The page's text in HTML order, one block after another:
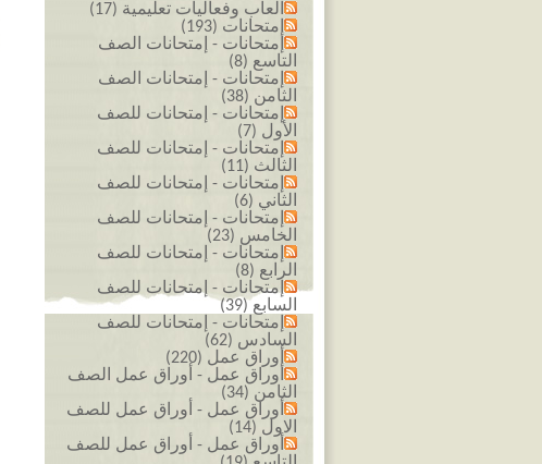
العاب وفعاليات تعليمية (17)
إمتحانات (193)
إمتحانات - إمتحانات الصف
التاسع (8)
إمتحانات - إمتحانات الصف
الثامن (38)
إمتحانات - إمتحانات للصف
الأول (7)
إمتحانات - إمتحانات للصف
الثالث (11)
إمتحانات - إمتحانات للصف
الثاني (6)
إمتحانات - إمتحانات للصف
الخامس (23)
إمتحانات - إمتحانات للصف
الرابع (8)
إمتحانات - إمتحانات للصف
السابع (39)
إمتحانات - إمتحانات للصف
السادس (62)
أوراق عمل (220)
أوراق عمل - أوراق عمل الصف
الثامن (34)
أوراق عمل - أوراق عمل للصف
الاول (14)
أوراق عمل - أوراق عمل للصف